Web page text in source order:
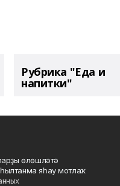
Рубрика "Еда и
напитки"
өлөшләтә
яһау мотлаҡ.